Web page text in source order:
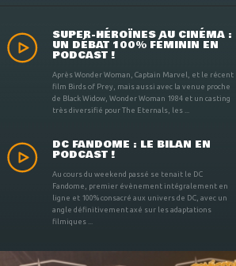
SUPER-HÉROÏNES AU CINÉMA :
UN DÉBAT 100% FÉMININ EN
PODCAST !
Après Wonder Woman, Captain Marvel, et le récent
film Birds of Prey, mais aussi avec la venue proche
de Black Widow, Wonder Woman 1984 et un casting
très diversifié pour The Eternals, les ...
DC FANDOME : LE BILAN EN
PODCAST !
Au cours du weekend passé se tenait le DC
Fandome, premier évènement intégralement en
ligne et 100% consacré aux univers de DC, avec un
angle définitivement axé sur les adaptations
filmiques ...